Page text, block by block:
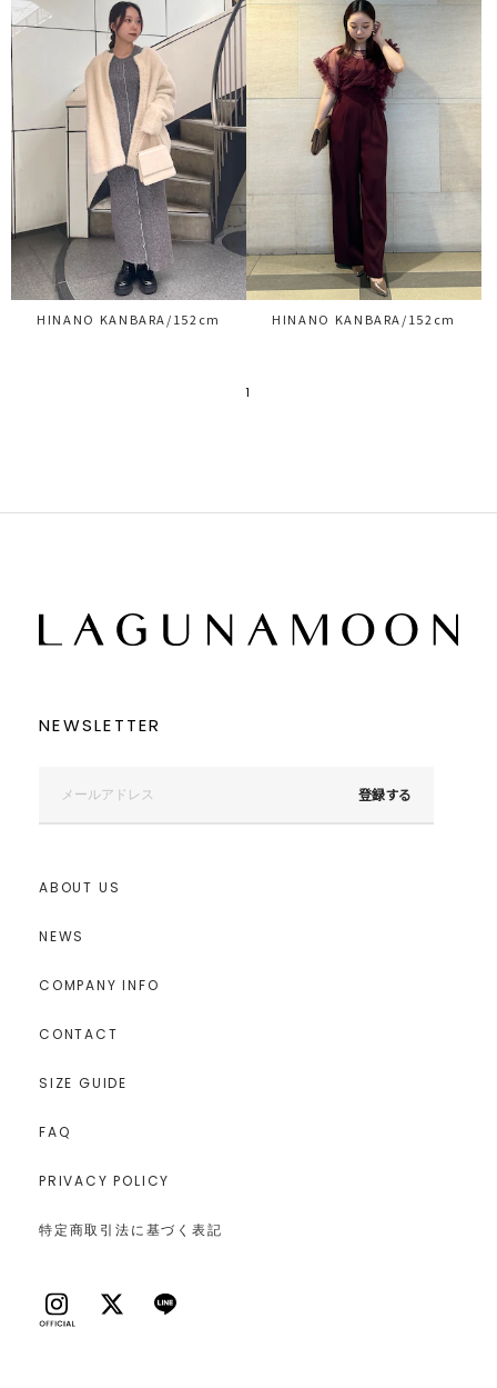
HINANO KANBARA/152cm HINANO KANBARA/152cm
1
NEWSLETTER
登録する
ABOUT US
NEWS
COMPANY INFO
CONTACT
SIZE GUIDE
FAQ
PRIVACY POLICY
特定商取引法に基づく表記